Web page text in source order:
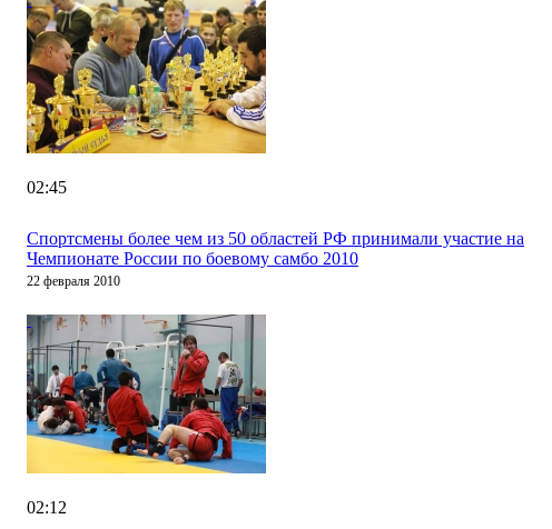
02:45
Спортсмены более чем из 50 областей РФ принимали участие на
Чемпионате России по боевому самбо 2010
22 февраля 2010
02:12